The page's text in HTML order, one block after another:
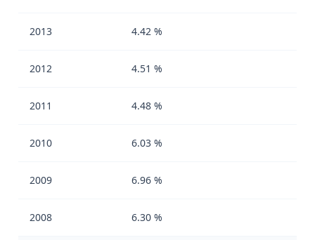
2013 4.42 %
2012 4.51 %
2011 4.48 %
2010 6.03 %
2009 6.96 %
2008 6.30 %